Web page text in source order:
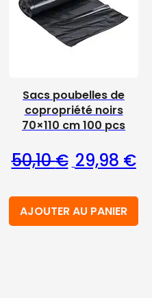
était : 28,40 €.
actuel est : 17,70 €.
Sacs poubelles de
copropriété noirs
70×110 cm 100 pcs
50,10€ Le prix
29,98 €
AJOUTER AU PANIER